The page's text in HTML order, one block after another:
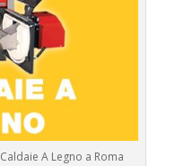
A Legno a Roma